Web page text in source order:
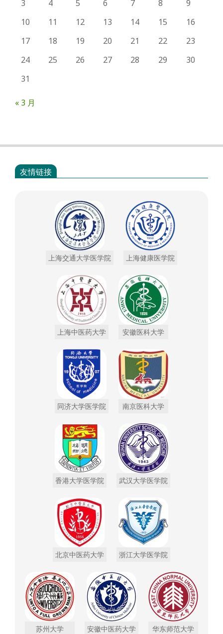
3 4 5 6 7 8
9
10
11 12 13 14 15
16
17
18 19 20 21 22
23
24
25 26 27 28 29
30
31
« 3 月
友情链接
上海交通大学医学院 上海健康医学院
上海中医药大学 安徽医科大学
同济大学医学院 南京医科大学
香港大学医学院 武汉大学医学院
北京中医药大学 浙江大学医学院
苏州大学 安徽中医药大学 华东师范大学